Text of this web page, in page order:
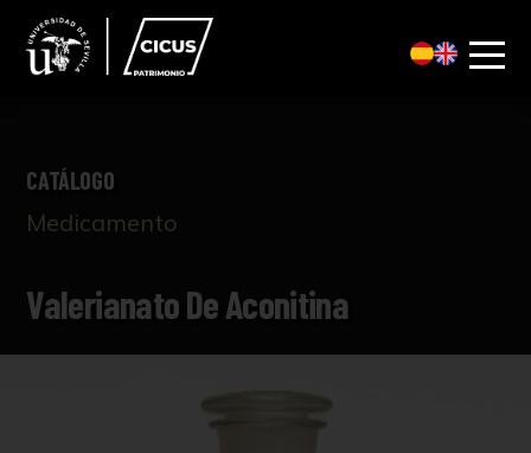
CATÁLOGO
Medicamento
Valerianato De Aconitina